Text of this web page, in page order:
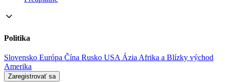
Politika
Slovensko Európa Čína Rusko USA ÁziaAfrika a Blízky východ
Amerika
Zaregistrovať sa